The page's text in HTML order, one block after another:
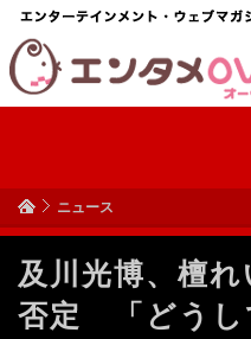
ニュース
及川光博、檀
否定 「どうし